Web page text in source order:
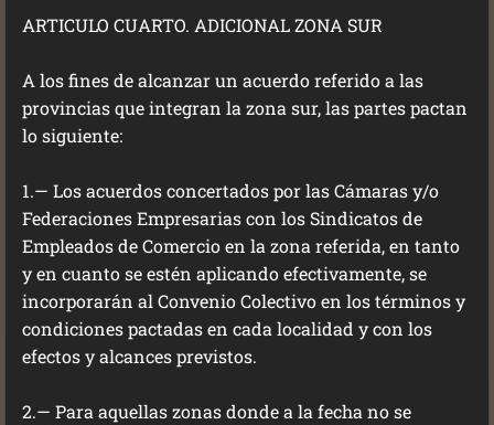
ARTICULO CUARTO. ADICIONAL ZONA SUR
A los fines de alcanzar un acuerdo referido a las
provincias que integran la zona sur, las partes pactan
lo siguiente:
1.— Los acuerdos concertados por las Cámaras y/o
Federaciones Empresarias con los Sindicatos de
Empleados de Comercio en la zona referida, en tanto
y en cuanto se estén aplicando efectivamente, se
incorporarán al Convenio Colectivo en los términos y
condiciones pactadas en cada localidad y con los
efectos y alcances previstos.
2.— Para aquellas zonas donde a la fecha no se